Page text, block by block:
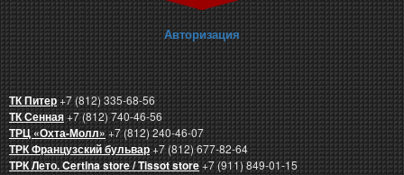
Авторизация
ТК Питер+7 (812) 335-68-56
ТК Сенная+7 (812) 740-46-56
ТРЦ «Охта-Молл»+7 (812) 240-46-07
ТРК Французский бульвар+7 (812) 677-82-64
ТРК Лето. Certina store / Tissot store+7 (911) 849-01-15